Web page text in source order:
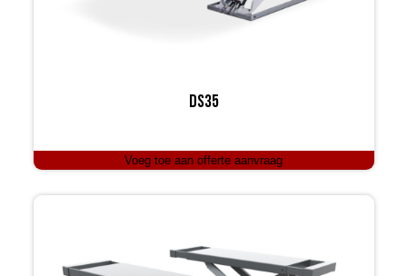
DS35
Voeg toe aan offerte aanvraag